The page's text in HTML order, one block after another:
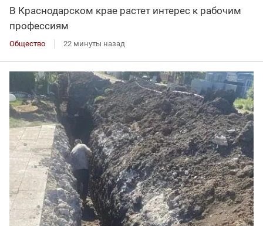
В Краснодарском крае растет интерес к рабочим
профессиям
Общество 22 минуты назад